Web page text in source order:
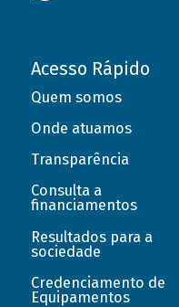
Acesso Rápido
Quem somos
Onde atuamos
Transparência
Consulta a
financiamentos
Resultados para a
sociedade
Credenciamento de
Equipamentos